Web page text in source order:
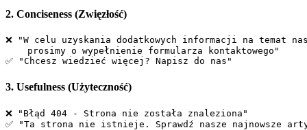
2. Conciseness (Zwięzłość)
❌ "W celu uzyskania dodatkowych informacji na temat
    prosimy o wypełnienie formularza kontaktowego"
3. Usefulness (Użyteczność)
❌ "Błąd 404 - Strona nie została znaleziona"